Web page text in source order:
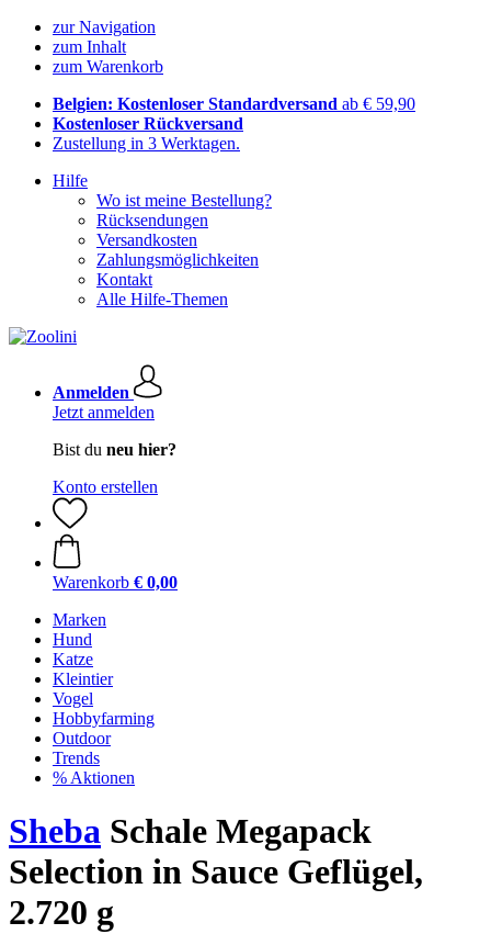
zur Navigation
zum Inhalt
zum Warenkorb
Belgien: Kostenloser Standardversand ab € 59,90
Kostenloser Rückversand
Zustellung in 3 Werktagen.
Hilfe
Wo ist meine Bestellung?
Rücksendungen
Versandkosten
Zahlungsmöglichkeiten
Kontakt
Alle Hilfe-Themen
Anmelden
Jetzt anmelden
Bist du neu hier?
Konto erstellen
Warenkorb € 0,00
Marken
Hund
Katze
Kleintier
Vogel
Hobbyfarming
Outdoor
Trends
% Aktionen
Sheba Schale Megapack
Selection in Sauce Geflügel,
2.720 g